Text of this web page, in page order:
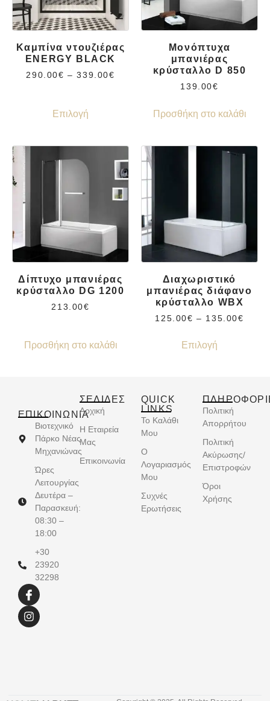
Καμπίνα ντουζιέρας
ENERGY BLACK
290.00€ – 339.00€
Επιλογή
Μονόπτυχα
μπανιέρας
κρύσταλλο D 850
139.00€
Προσθήκη στο καλάθι
Δίπτυχο μπανιέρας
κρύσταλλο DG 1200
213.00€
Προσθήκη στο καλάθι
Διαχωριστικό
μπανιέρας διάφανο
κρύσταλλο WBX
125.00€ – 135.00€
Επιλογή
ΕΠΙΚΟΙΝΩΝΊΑ
Βιοτεχνικό
Πάρκο Νέας
Μηχανιώνας
Ώρες
Λειτουργίας
Δευτέρα –
Παρασκευή:
08:30 –
18:00
+30
23920
32298
ΣΕΛΙΔΕΣ
Αρχική
Η Εταιρεία
Μας
Επικοινωνία
QUICK
LINKS
Το Καλάθι
Μου
Ο
Λογαριασμός
Μου
Συχνές
Ερωτήσεις
Πολιτική
Απορρήτου
Πολιτική
Ακύρωσης/
Επιστροφών
Όροι
Χρήσης